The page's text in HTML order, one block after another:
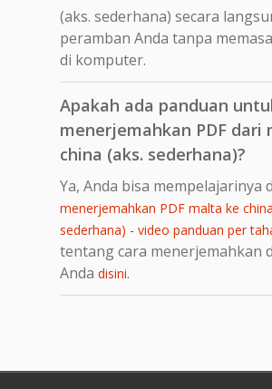
(aks. sederhana) secara
peramban Anda tanpa
di komputer.
Apakah ada panduan
menerjemahkan PDF dari
china (aks. sederhana)?
Ya, Anda bisa mempelajarinya
menerjemahkan PDF malta ke
sederhana) - video panduan per
tentang cara menerjemahkan
Anda disini.